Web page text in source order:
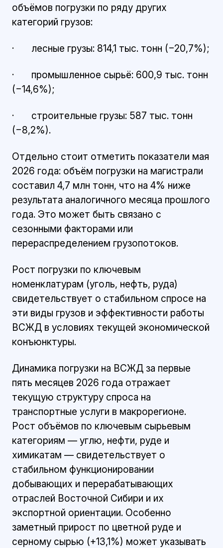
объёмов погрузки по ряду других
категорий грузов:
· лесные грузы: 814,1 тыс. тонн (−20,7%);
· промышленное сырьё: 600,9 тыс. тонн
(−14,6%);
· строительные грузы: 587 тыс. тонн
(−8,2%).
Отдельно стоит отметить показатели мая
2026 года: объём погрузки на магистрали
составил 4,7 млн тонн, что на 4% ниже
результата аналогичного месяца прошлого
года. Это может быть связано с
сезонными факторами или
перераспределением грузопотоков.
Рост погрузки по ключевым
номенклатурам (уголь, нефть, руда)
свидетельствует о стабильном спросе на
эти виды грузов и эффективности работы
ВСЖД в условиях текущей экономической
конъюнктуры.
Динамика погрузки на ВСЖД за первые
пять месяцев 2026 года отражает
текущую структуру спроса на
транспортные услуги в макрорегионе.
Рост объёмов по ключевым сырьевым
категориям — углю, нефти, руде и
химикатам — свидетельствует о
стабильном функционировании
добывающих и перерабатывающих
отраслей Восточной Сибири и их
экспортной ориентации. Особенно
заметный прирост по цветной руде и
серному сырью (+13,1%) может указывать